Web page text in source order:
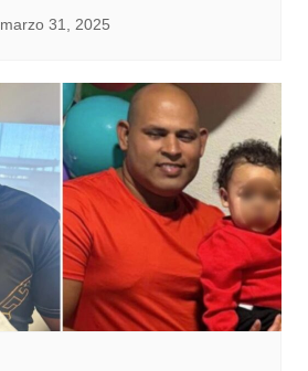
marzo 31, 2025